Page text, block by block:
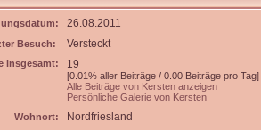
26.08.2011
Besuch: Versteckt
insgesamt: 19
[0.01% aller Beiträge / 0.00 Beiträge pro Tag]
Alle Beiträge von Kersten anzeigen
Persönliche Galerie von Kersten
Wohnort:
Nordfriesland